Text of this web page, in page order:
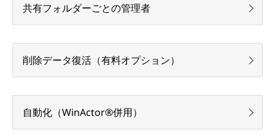
共有フォルダーごとの管理者
削除データ復活（有料オプション）
自動化（WinActor®併用）